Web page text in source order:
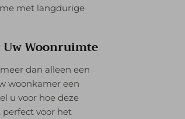
met langdurige
Uw Woonruimte
dan alleen een
woonkamer een
u voor hoe deze
voor het